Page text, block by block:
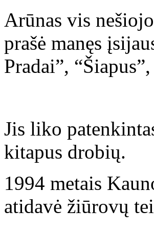
Arūnas vis
prašė manęs
Pradai”,
Jis liko
kitapus drobių.
1994 metais
atidavė žiūrovų